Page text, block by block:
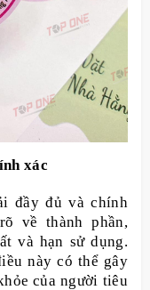
xác
đầy đủ và chính
về thành phần,
và hạn sử dụng.
này có thể gây
của người tiêu